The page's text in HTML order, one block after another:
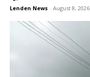
Lenden News - August 8, 2026